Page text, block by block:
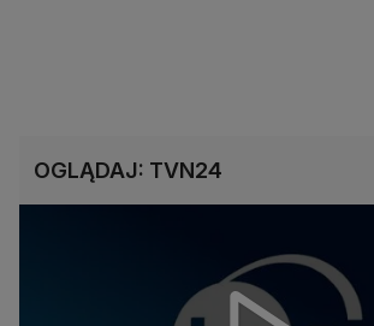
OGLĄDAJ: TVN24